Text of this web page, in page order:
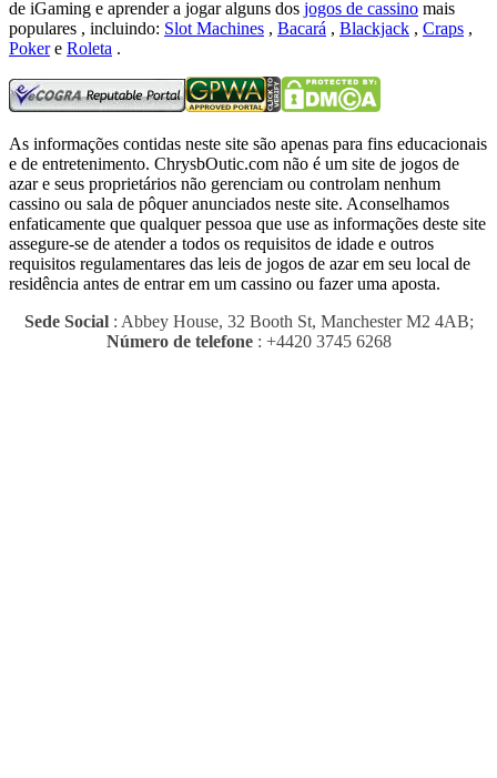
de iGaming e aprender a jogar alguns dos jogos de cassino mais
populares , incluindo: Slot Machines , Bacará , Blackjack , Craps ,
Pokere Roleta .
As informações contidas neste site são apenas para fins educacionais
e de entretenimento. ChrysbOutic.com não é um site de jogos de
azar e seus proprietários não gerenciam ou controlam nenhum
cassino ou sala de pôquer anunciados neste site. Aconselhamos
enfaticamente que qualquer pessoa que use as informações deste site
assegure-se de atender a todos os requisitos de idade e outros
requisitos regulamentares das leis de jogos de azar em seu local de
residência antes de entrar em um cassino ou fazer uma aposta.
Sede Social: Abbey House, 32 Booth St, Manchester M2 4AB;
Número de telefone: +4420 3745 6268